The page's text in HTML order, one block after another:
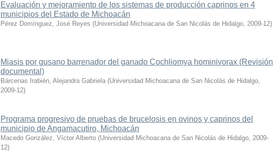
Evaluación y mejoramiento de los sistemas de producción caprinos en 4
municipios del Estado de Michoacán
Pérez Domínguez, José Reyes (Universidad Michoacana de San Nicolás de Hidalgo, 2009-12)
Miasis por gusano barrenador del ganado Cochliomya hominivorax (Revisión
documental)
Bárcenas Irabién, Alejandra Gabriela (Universidad Michoacana de San Nicolás de Hidalgo,
2009-12)
Programa progresivo de pruebas de brucelosis en ovinos y caprinos del
municipio de Angamacutiro, Michoacán
Macedo González, Víctor Alberto (Universidad Michoacana de San Nicolás de Hidalgo, 2009-
12)